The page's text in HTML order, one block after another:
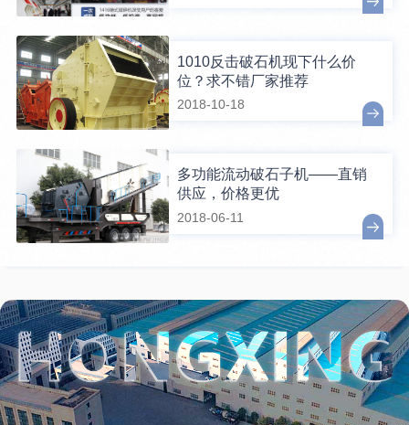
1010反击破石机现下什么价
位？求不错厂家推荐
2018-10-18
多功能流动破石子机——直销
供应，价格更优
2018-06-11